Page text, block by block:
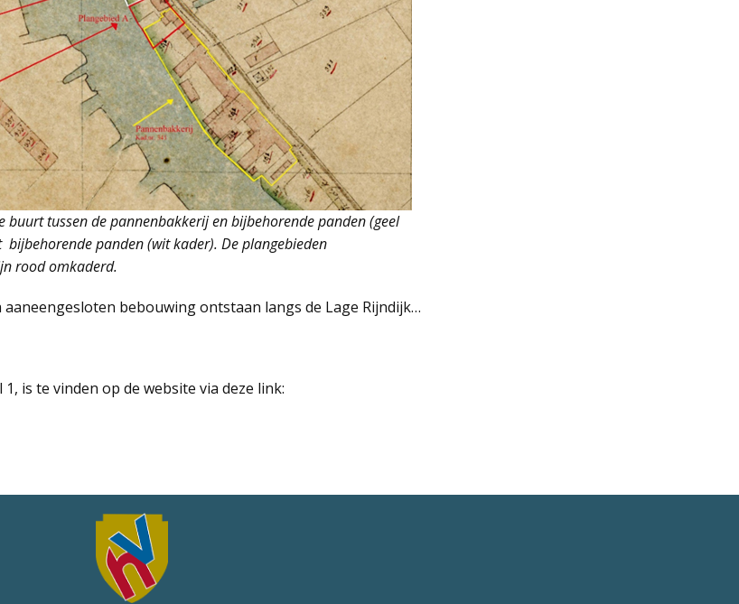
buurt tussen de pannenbakkerij en bijbehorende panden (geel
panden (wit kader). De plangebieden
rood omkaderd.
bebouwing ontstaan langs de Lage Rijndijk…
1, is te vinden op de website via deze link: